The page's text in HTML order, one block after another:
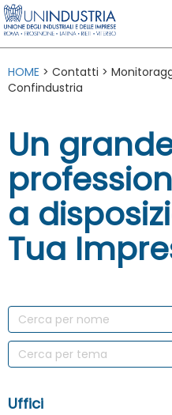
HOME > Contatti >
Confindustria
Un
a
Tua
Uffici